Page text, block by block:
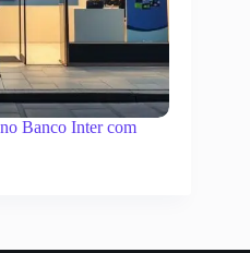
Banco Inter com